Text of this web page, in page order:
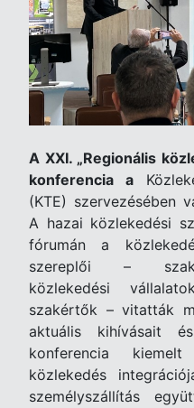
A XXI. „Regionális
konferencia a
(KTE) szervezésében
A hazai közlekedési
fórumán a
szereplői –
közlekedési
szakértők – vitatták
aktuális kihívásait
konferencia
közlekedés
személyszállítás